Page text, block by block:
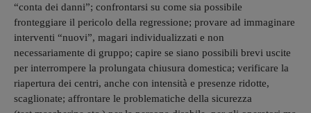
“conta dei danni”; confrontarsi su come sia possibile
fronteggiare il pericolo della regressione; provare ad immaginare
interventi “nuovi”, magari individualizzati e non
necessariamente di gruppo; capire se siano possibili brevi uscite
per interrompere la prolungata chiusura domestica; verificare la
riapertura dei centri, anche con intensità e presenze ridotte,
scaglionate; affrontare le problematiche della sicurezza